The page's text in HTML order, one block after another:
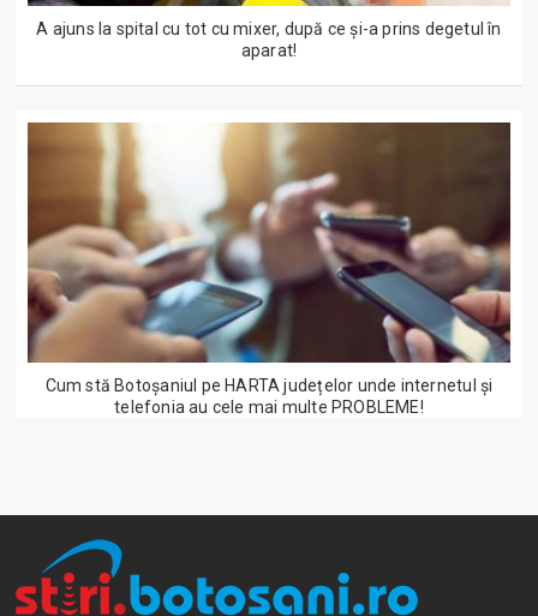
A ajuns la spital cu tot cu mixer, după ce și-a prins degetul în
aparat!
Cum stă Botoșaniul pe HARTA județelor unde internetul și
telefonia au cele mai multe PROBLEME!